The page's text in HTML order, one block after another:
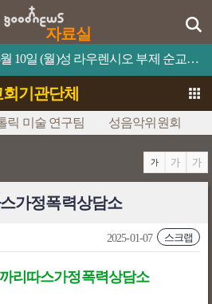
자료실
렌시오 부제 순교자 축일누구든지 나를 섬기면 아버지께서 그를 존중해 주실 것이다.
회기관단체
릭 미술 연구팀 성음악위원회
가정폭력상담소
스크랩
2025-01-07
리따스가정폭력상담소